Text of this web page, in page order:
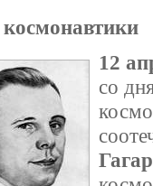
12
со